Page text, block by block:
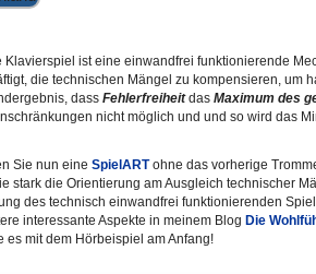
ist eine einwandfrei funktionierende
die technischen Mängel zu kompensieren, um
dass Fehlerfreiheitdas Maximum des
nicht möglich und und so wird das
Sie nun eine SpielARTohne das vorherige
stark die Orientierung am Ausgleich technischer
des technisch einwandfrei funktionierenden
interessante Aspekte in meinem Blog Die
mit dem Hörbeispiel am Anfang!